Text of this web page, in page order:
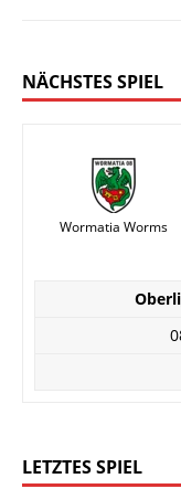
NÄCHSTES SPIEL
Wormatia Worms
LETZTES SPIEL